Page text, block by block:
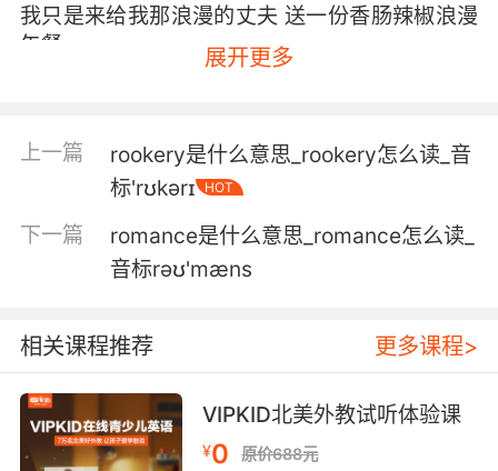
我只是来给我那浪漫的丈夫 送一份香肠辣椒浪漫
午餐
romantics they might meet, even if they have
nothing else in common.
但是没有这款软件 性冷淡浪漫主义者就会最终 会
和另一位性冷淡浪漫主义者凑合着过 即便他们可
5. I've seen him do it. It's not romantic.
我看过他们做这些事 完全不浪漫
6. That's not... it's not romantic in any way.
展开更多
上一篇
rookery是什么意思_rookery怎么读_音
标'rʊkərɪ
HOT
下一篇
romance是什么意思_romance怎么读_
音标rəʊ'mæns
相关课程推荐 更多课程>
VIPKID北美外教试听体验课
¥0 原价688元